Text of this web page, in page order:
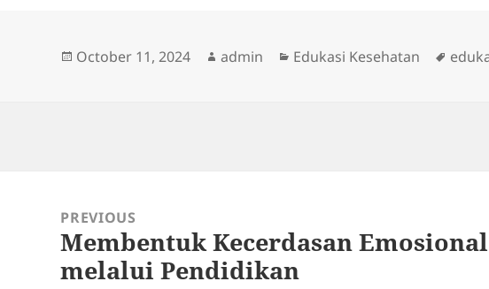
Posted
October 11, 2024 Author
admin Categories
Edukasi Kesehatan Tags
navigationPREVIOUS
Previous
post:
Membentuk Kecerdasan
melalui Pendidikan